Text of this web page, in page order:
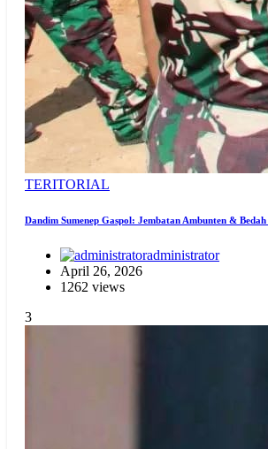
TERITORIAL
Dandim Sumenep Gaspol: Jembatan Ambunten &
administrator
April 26, 2026
1262 views
3